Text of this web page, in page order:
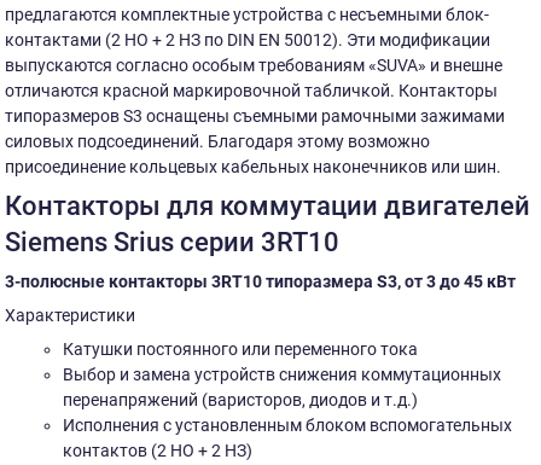
предлагаются комплектные устройства с несъемными блок-
контактами (2 НО + 2 НЗ по DIN EN 50012). Эти модификации
выпускаются согласно особым требованиям «SUVA» и внешне
отличаются красной маркировочной табличкой. Контакторы
типоразмеров S3 оснащены съемными рамочными зажимами
силовых подсоединений. Благодаря этому возможно
присоединение кольцевых кабельных наконечников или шин.
Контакторы для коммутации двигателей
Siemens Srius серии 3RT10
3-полюсные контакторы 3RT10 типоразмера S3, от 3 до 45 кВт
Характеристики
Катушки постоянного или переменного тока
Выбор и замена устройств снижения коммутационных
перенапряжений (варисторов, диодов и т.д.)
Исполнения с установленным блоком вспомогательных
контактов (2 НО + 2 НЗ)